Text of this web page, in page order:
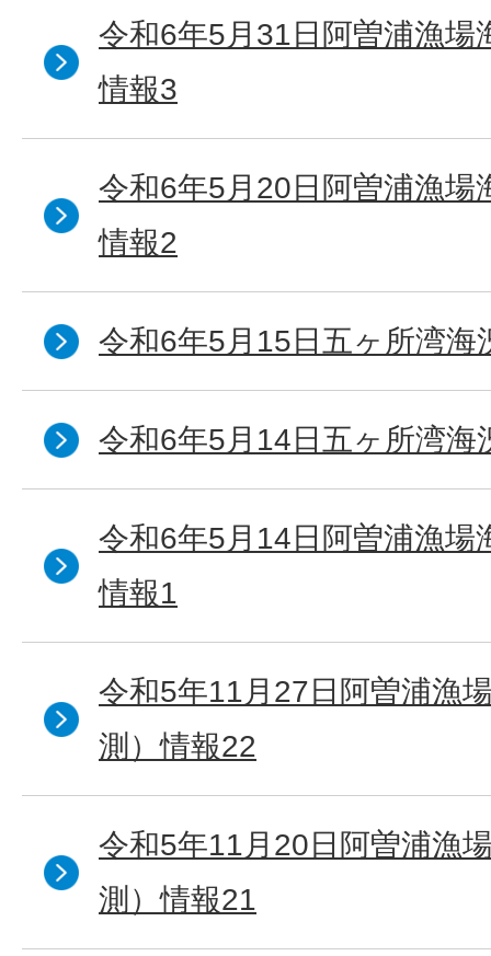
令和6年5月31日阿曽浦漁場
情報3
令和6年5月20日阿曽浦漁場
情報2
令和6年5月15日五ヶ所湾海
令和6年5月14日五ヶ所湾海
令和6年5月14日阿曽浦漁場
情報1
令和5年11月27日阿曽浦漁
測）情報22
令和5年11月20日阿曽浦漁
測）情報21